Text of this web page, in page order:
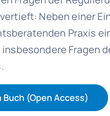
Neben einer
Praxis
Fragen
Buch (Open Access)